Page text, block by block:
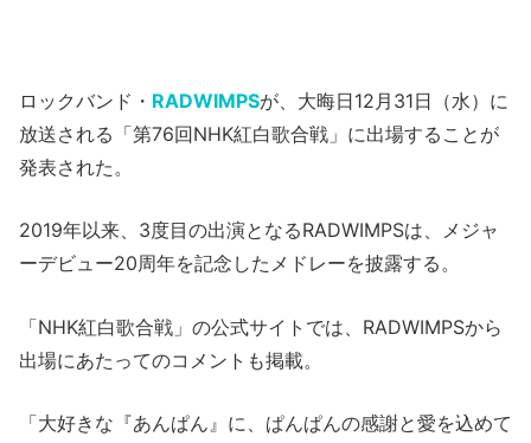
ロックバンド・ RADWIMPSが、大晦日12月31日（水）に
放送される「第76回NHK紅白歌合戦」に出場することが
発表された。
2019年以来、3度目の出演となるRADWIMPSは、メジャ
ーデビュー20周年を記念したメドレーを披露する。
「NHK紅白歌合戦」の公式サイトでは、RADWIMPSから
出場にあたってのコメントも掲載。
「大好きな『あんぱん』に、ぱんぱんの感謝と愛を込めて